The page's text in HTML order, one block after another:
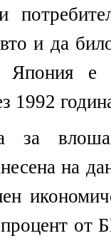
и да
Япония е
1992
за
на
процент от